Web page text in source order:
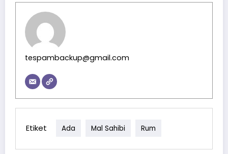
tespambackup@gmail.com
Etiket Ada Mal Sahibi Rum